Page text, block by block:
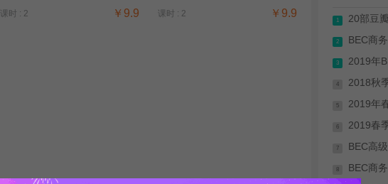
课时 : 2 ￥9.9 课时 : 2 ￥9.9
1
2
3
4
5
6
7
8
20部豆
BEC商
BEC高
BEC商